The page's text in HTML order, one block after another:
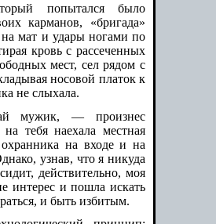
попытался было
карманов, «бригада»
на мат и удары ногами по
кровь с рассеченных
мест, сел рядом с
носовой платок к
не слыхала.
мужик, — произнес
тебя наехала местная
на входе и на
узнав, что я никуда
действительно, моя
интерес и пошла искать
и быть избитым.